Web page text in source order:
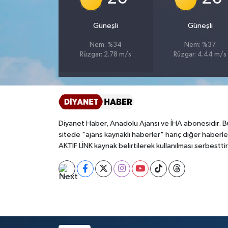
Güneşli
Nem: %34
Rüzgar: 2.78 m/s
Güneşli
Nem: %37
Rüzgar: 4.44 m/s
Diyanet Haber, Anadolu Ajansı ve İHA abonesidir.
sitede "ajans kaynaklı haberler" hariç diğer
AKTİF LİNK kaynak belirtilerek kullanılması
Bitlis Müftülüğü
Bolu Müftülüğü
Burdur Müftülüğü
Bursa Müftülüğü
Çanakkale Müftülüğü
Çorum Müftülüğü
Ekonomi
Duyurular
Podcast
Biyografiler